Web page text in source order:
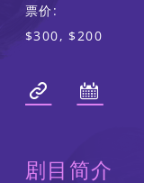
票价:
$300, $200
剧目简介